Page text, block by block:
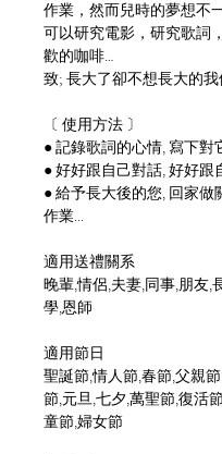
作業，然而兒時的夢想不
可以研究電影，研究歌詞
歡的咖啡…
致; 長大了卻不想長大的我
〔 使用方法 〕
● 記錄歌詞的心情, 寫下對
● 好好跟自己對話, 好好跟
● 給予長大後的您, 回家做
作業...
適用送禮關系
晚輩,情侶,夫妻,同事,朋友,
學,恩師
適用節日
聖誕節,情人節,春節,父親
節,元旦,七夕,萬聖節,復活
童節,婦女節